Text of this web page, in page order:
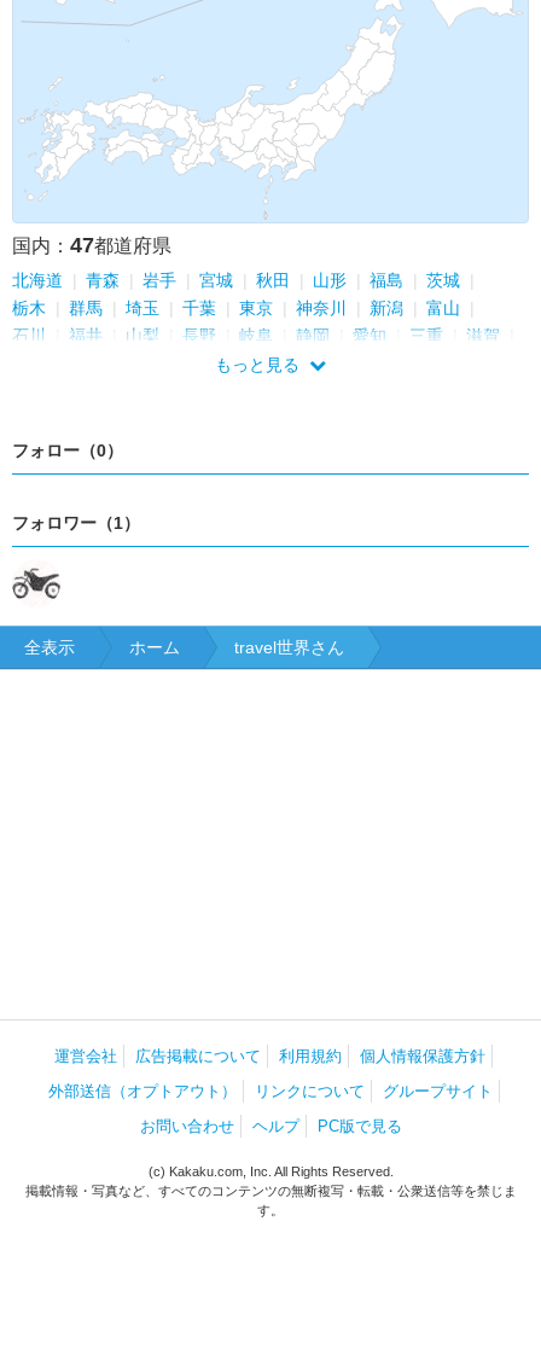
国内： 47都道府県
北海道 青森 岩手 宮城 秋田 山形 福島
茨城
栃木
群馬 埼玉 千葉 東京 神奈川 新潟
富山
石川
福井 山梨 長野 岐阜 静岡 愛知 三重
滋賀
和歌山 鳥取
もっと見る
フォロー（0）
フォロワー（1）
全表示 ホーム travel世界さん
運営会社 広告掲載について 利用規約
個人情報保護方針
外部送信（オプトアウト）
リンクについて
グループサイト
お問い合わせ
ヘルプ PC版で見る
(c) Kakaku.com, Inc. All Rights Reserved.
掲載情報・写真など、すべてのコンテンツの無断複写・転載・公衆送信等を禁じま
す。